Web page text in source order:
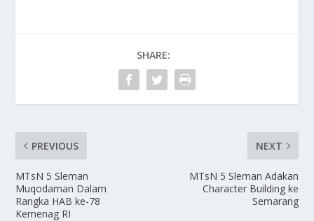
SHARE:
PREVIOUS
MTsN 5 Sleman
Muqodaman Dalam
Rangka HAB ke-78
Kemenag RI
NEXT
MTsN 5 Sleman Adakan
Character Building ke
Semarang